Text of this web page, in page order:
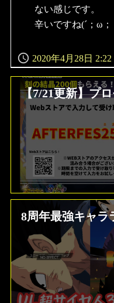
2020年4月28日
ない感じです。
辛いですね(´；ω；
【7/21更新】
8周年最強キャ